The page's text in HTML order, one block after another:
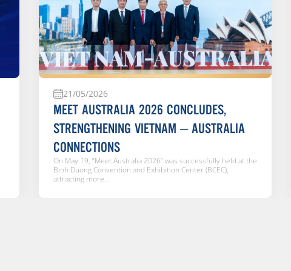
21/05/2026
MEET AUSTRALIA 2026 CONCLUDES,
STRENGTHENING VIETNAM – AUSTRALIA
CONNECTIONS
On May 19, “Meet Australia 2026” was successfully held at the
Binh Duong Convention and Exhibition Center (BCEC),
attracting more...